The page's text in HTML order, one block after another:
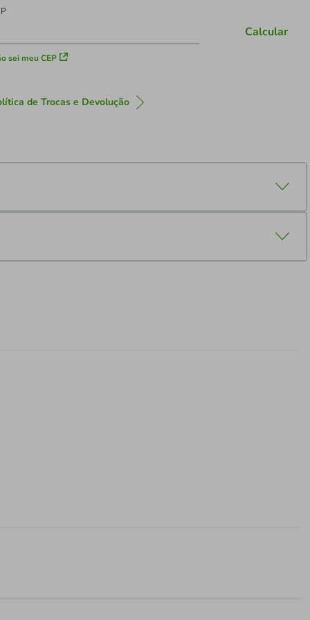
sei meu CEP
Calcular
de Trocas e Devolução